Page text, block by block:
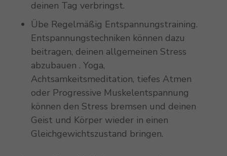
deinen Tag verbringst.
Übe Regelmäßig Entspannungstraining.
Entspannungstechniken können dazu
beitragen, deinen allgemeinen Stress
abzubauen . Yoga,
Achtsamkeitsmeditation, tiefes Atmen
oder Progressive Muskelentspannung
können den Stress bremsen und deinen
Geist und Körper wieder in einen
Gleichgewichtszustand bringen.